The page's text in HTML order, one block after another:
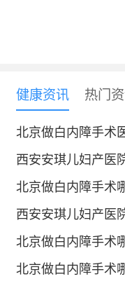
怎样才能判断
们通常将血清25
升为严重缺乏，
74钠摩尔/升为
健康资讯 热门
北京做白内障手术医院推荐，长辈
西安安琪儿妇产医
北京做白内障手术哪家医院口碑比
西安安琪儿妇产医
北京做白内障手术哪家医院口碑比
北京做白内障手术哪家医院口碑比较靠